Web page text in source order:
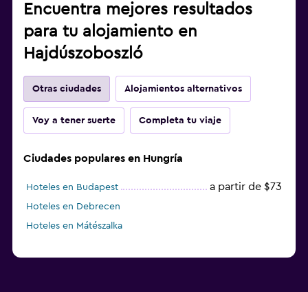
Encuentra mejores resultados
para tu alojamiento en
Hajdúszoboszló
Otras ciudades Alojamientos alternativos
Voy a tener suerte Completa tu viaje
Ciudades populares en Hungría
Hoteles en Budapest a partir de $73
Hoteles en Debrecen
Hoteles en Mátészalka